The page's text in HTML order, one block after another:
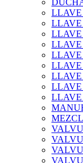
LLAVE
LLAVE
LLAVE
LLAVE
LLAVE
LLAVE
LLAVE
LLAVE